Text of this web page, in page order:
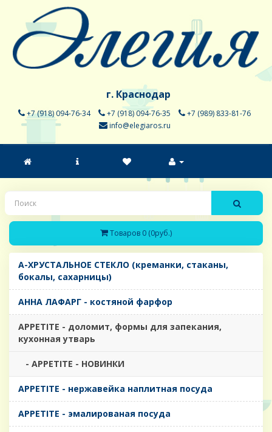
г. Краснодар
+7 (918) 094-76-34 +7 (918) 094-76-35
+7 (989) 833-81-76
info@elegiaros.ru
Товаров 0 (0руб.)
A-ХРУСТАЛЬНОЕ СТЕКЛО (креманки, стаканы,
бокалы, сахарницы)
AHHA ЛАФАРГ - костяной фарфор
APPETITE - доломит, формы для запекания,
кухонная утварь
- APPETITE - НОВИНКИ
APPETITE - нержавейка наплитная посуда
APPETITE - эмалированая посуда